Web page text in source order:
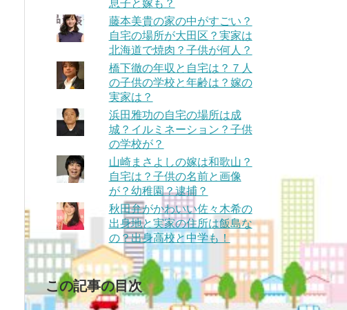
息子と嫁も？
藤本美貴の家の中がすごい？
自宅の場所が大田区？実家は
北海道で焼肉？子供が何人？
橋下徹の年収と自宅は？７人
の子供の学校と年齢は？嫁の
実家は？
浜田雅功の自宅の場所は成
城？イルミネーション？子供
の学校が？
山崎まさよしの嫁は和歌山？
自宅は？子供の名前と画像
が？幼稚園？逮捕？
秋田弁がかわいい佐々木希の
出身地と実家の住所は飯島な
の？出身高校と中学も！
この記事の目次